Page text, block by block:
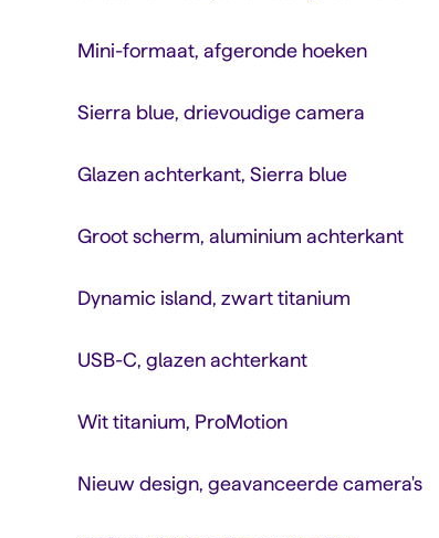
Mini-formaat, afgeronde hoeken
Sierra blue, drievoudige camera
Glazen achterkant, Sierra blue
Groot scherm, aluminium achterkant
Dynamic island, zwart titanium
USB-C, glazen achterkant
Wit titanium, ProMotion
Nieuw design, geavanceerde camera's